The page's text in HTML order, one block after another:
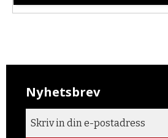
Nyhetsbrev